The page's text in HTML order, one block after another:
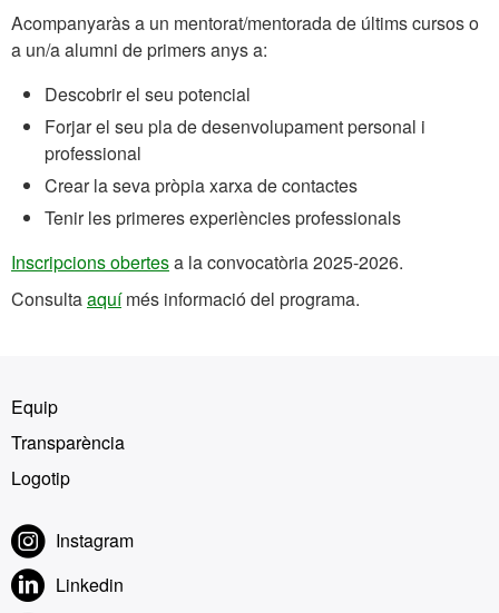
Acompanyaràs a un mentorat/mentorada de últims cursos o
a un/a alumni de primers anys a:
Descobrir el seu potencial
Forjar el seu pla de desenvolupament personal i
professional
Crear la seva pròpia xarxa de contactes
Tenir les primeres experiències professionals
Inscripcions obertesa la convocatòria 2025-2026.
Consultaaquímés informació del programa.
Equip
Transparència
Logotip
Instagram
Linkedin